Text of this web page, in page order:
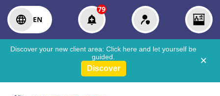
EN
79
Discover your new client area: Click here and let yourself be
guided.
Discover
✕